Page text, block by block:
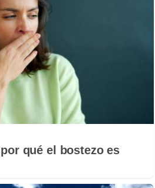
qué el bostezo es